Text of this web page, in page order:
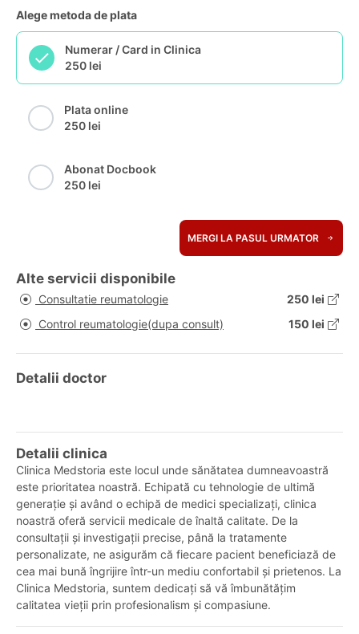
Alege metoda de plata
Numerar / Card in Clinica
250 lei
Plata online
250 lei
Abonat Docbook
250 lei
MERGI LA PASUL URMATOR
Alte servicii disponibile
Consultatie reumatologie
250 lei
Control reumatologie(dupa consult)
150 lei
Detalii doctor
Detalii clinica
Clinica Medstoria este locul unde sănătatea dumneavoastră
este prioritatea noastră. Echipată cu tehnologie de ultimă
generație și având o echipă de medici specializați, clinica
noastră oferă servicii medicale de înaltă calitate. De la
consultații și investigații precise, până la tratamente
personalizate, ne asigurăm că fiecare pacient beneficiază de
cea mai bună îngrijire într-un mediu confortabil și prietenos. La
Clinica Medstoria, suntem dedicați să vă îmbunătățim
calitatea vieții prin profesionalism și compasiune.